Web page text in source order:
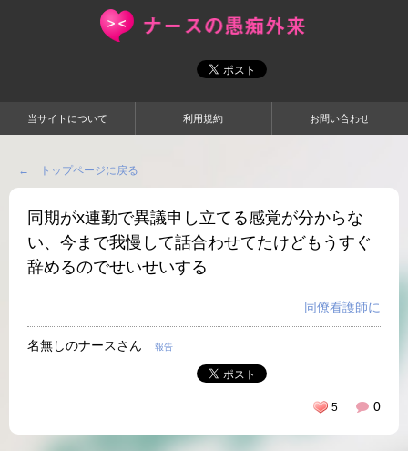
当サイトについて 利用規約 お問い合わせ
← トップページに戻る
同期がx連勤で異議申し立てる感覚が分からな
い、今まで我慢して話合わせてたけどもうすぐ
辞めるのでせいせいする
同僚看護師に
名無しのナースさん 報告
0
5